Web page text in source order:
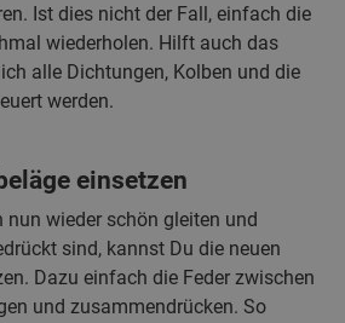
Ist dies nicht der Fall, einfach die
wiederholen. Hilft auch das
alle Dichtungen, Kolben und die
werden.
einsetzen
nun wieder schön gleiten und
sind, kannst Du die neuen
Dazu einfach die Feder zwischen
und zusammendrücken. So